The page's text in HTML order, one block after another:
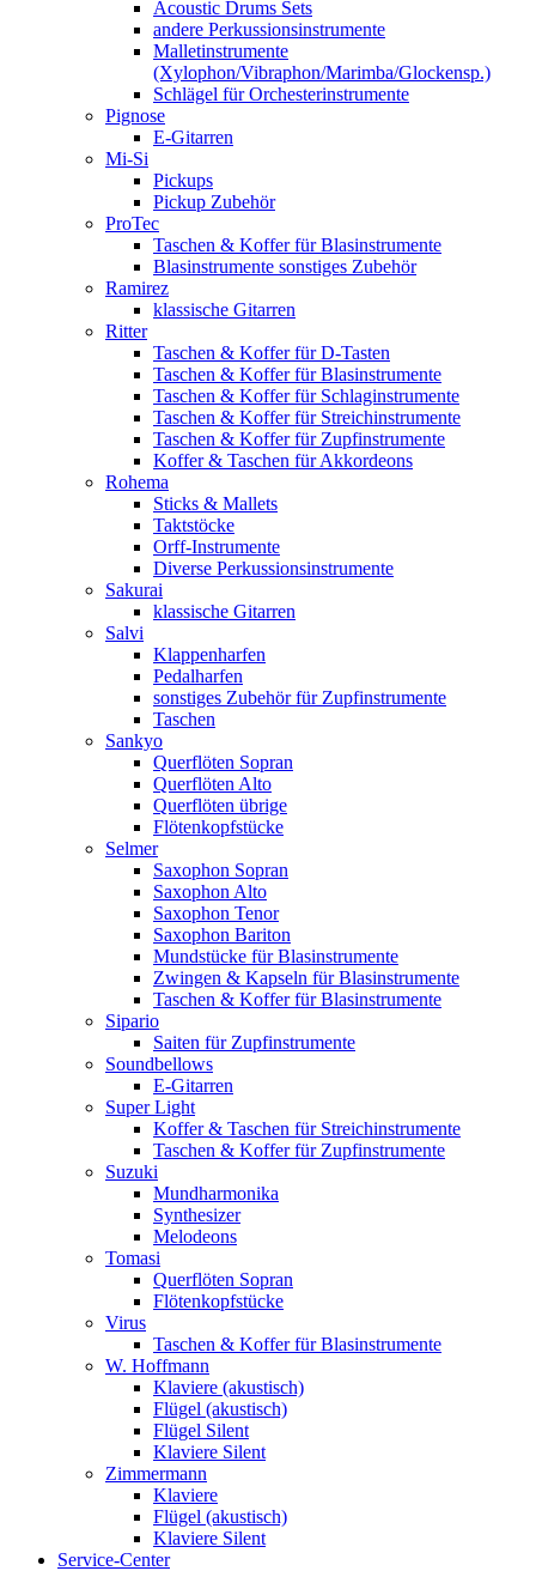
Acoustic Drums Sets
andere Perkussionsinstrumente
Malletinstrumente
(Xylophon/Vibraphon/Marimba/Glockensp.)
Schlägel für Orchesterinstrumente
Pignose
E-Gitarren
Mi-Si
Pickups
Pickup Zubehör
ProTec
Taschen & Koffer für Blasinstrumente
Blasinstrumente sonstiges Zubehör
Ramirez
klassische Gitarren
Ritter
Taschen & Koffer für D-Tasten
Taschen & Koffer für Blasinstrumente
Taschen & Koffer für Schlaginstrumente
Taschen & Koffer für Streichinstrumente
Taschen & Koffer für Zupfinstrumente
Koffer & Taschen für Akkordeons
Rohema
Sticks & Mallets
Taktstöcke
Orff-Instrumente
Diverse Perkussionsinstrumente
Sakurai
klassische Gitarren
Salvi
Klappenharfen
Pedalharfen
sonstiges Zubehör für Zupfinstrumente
Taschen
Sankyo
Querflöten Sopran
Querflöten Alto
Querflöten übrige
Flötenkopfstücke
Selmer
Saxophon Sopran
Saxophon Alto
Saxophon Tenor
Saxophon Bariton
Mundstücke für Blasinstrumente
Zwingen & Kapseln für Blasinstrumente
Taschen & Koffer für Blasinstrumente
Sipario
Saiten für Zupfinstrumente
Soundbellows
E-Gitarren
Super Light
Koffer & Taschen für Streichinstrumente
Taschen & Koffer für Zupfinstrumente
Suzuki
Mundharmonika
Synthesizer
Melodeons
Tomasi
Querflöten Sopran
Flötenkopfstücke
Virus
Taschen & Koffer für Blasinstrumente
W. Hoffmann
Klaviere (akustisch)
Flügel (akustisch)
Flügel Silent
Klaviere Silent
Zimmermann
Klaviere
Flügel (akustisch)
Klaviere Silent
Service-Center